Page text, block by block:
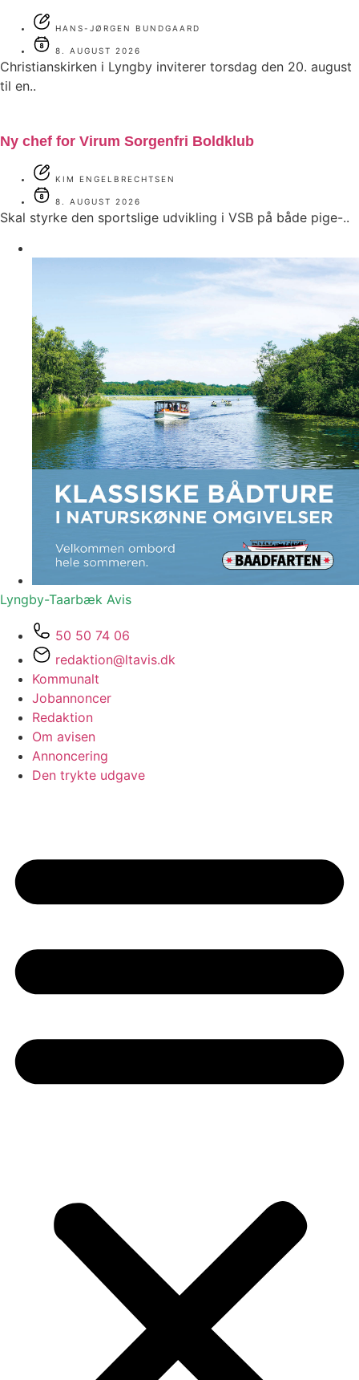
HANS-JØRGEN BUNDGAARD
8. AUGUST 2026
Christianskirken i Lyngby inviterer torsdag den 20. august
til en..
Ny chef for Virum Sorgenfri Boldklub
KIM ENGELBRECHTSEN
8. AUGUST 2026
Skal styrke den sportslige udvikling i VSB på både pige-..
Lyngby-Taarbæk Avis
50 50 74 06
redaktion@ltavis.dk
Kommunalt
Jobannoncer
Redaktion
Om avisen
Annoncering
Den trykte udgave